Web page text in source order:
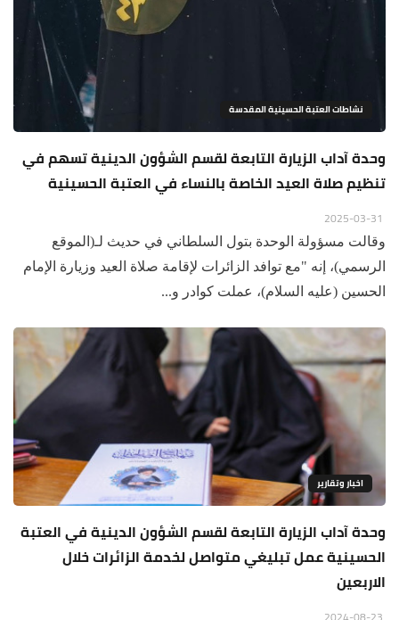
نشاطات العتبة الحسينية المقدسة
وحدة آداب الزيارة التابعة لقسم الشؤون الدينية تسهم في
تنظيم صلاة العيد الخاصة بالنساء في العتبة الحسينية
وقالت مسؤولة الوحدة بتول السلطاني في حديث لـ(الموقع
الرسمي)، إنه "مع توافد الزائرات لإقامة صلاة العيد وزيارة الإمام
الحسين (عليه السلام)، عملت كوادر و...
اخبار وتقارير
وحدة آداب الزيارة التابعة لقسم الشؤون الدينية في العتبة
الحسينية عمل تبليغي متواصل لخدمة الزائرات خلال
الاربعين